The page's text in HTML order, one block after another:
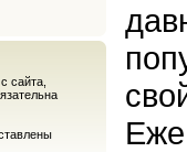
сайта,